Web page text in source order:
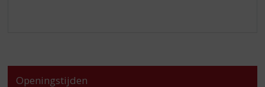
Openingstijden